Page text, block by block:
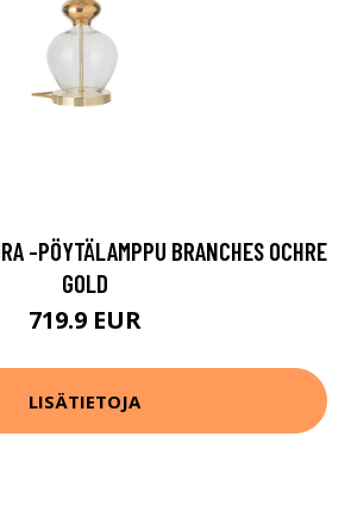
-PÖYTÄLAMPPU BRANCHES OCHRE
GOLD
719.9 EUR
LISÄTIETOJA